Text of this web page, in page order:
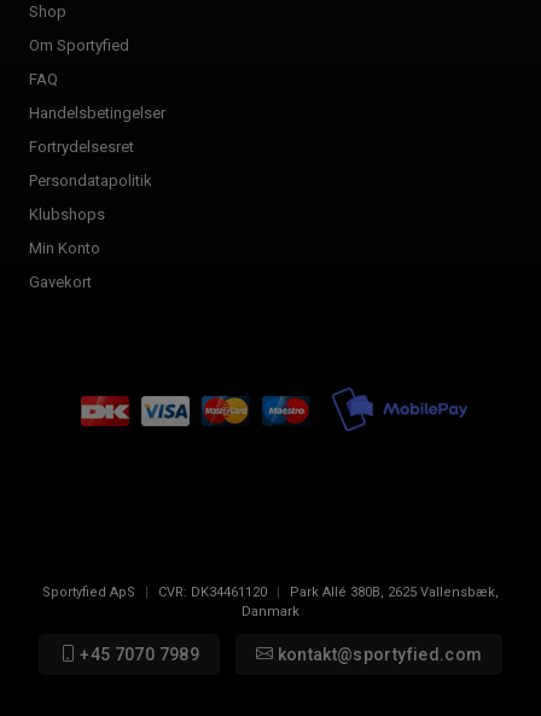
Shop
Om Sportyfied
FAQ
Handelsbetingelser
Fortrydelsesret
Persondatapolitik
Klubshops
Min Konto
Gavekort
Sportyfied ApS | CVR: DK34461120 | Park Allé 380B, 2625 Vallensbæk,
Danmark
+45 7070 7989 kontakt@sportyfied.com